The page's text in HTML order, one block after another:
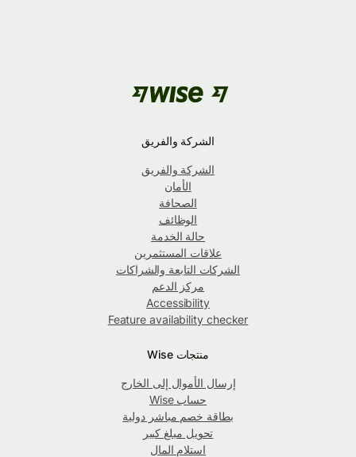
الشركة والفريق
الشركة والفريق
الأمان
الصحافة
الوظائف
حالة الخدمة
علاقات المستثمرين
الشركات التابعة والشراكات
مركز الدعم
Accessibility
Feature availability checker
منتجات Wise
إرسال الأموال إلى الخارج
حساب Wise
بطاقة خصم مباشر دولية
تحويل مبلغ كبير
استلام المال